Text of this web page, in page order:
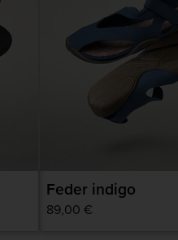
Feder indigo
Normaler
89,00 €